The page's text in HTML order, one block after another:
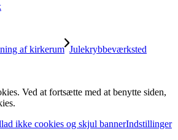
af kirkerum Julekrybbeværksted
Ved at fortsætte med at benytte siden,
ikke cookies og skjul bannerIndstillinger